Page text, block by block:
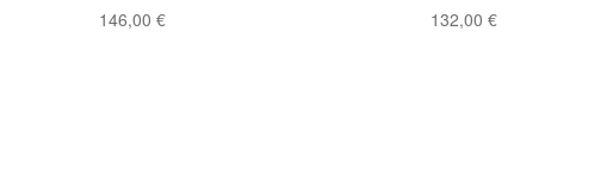
146,00€ 132,00 €